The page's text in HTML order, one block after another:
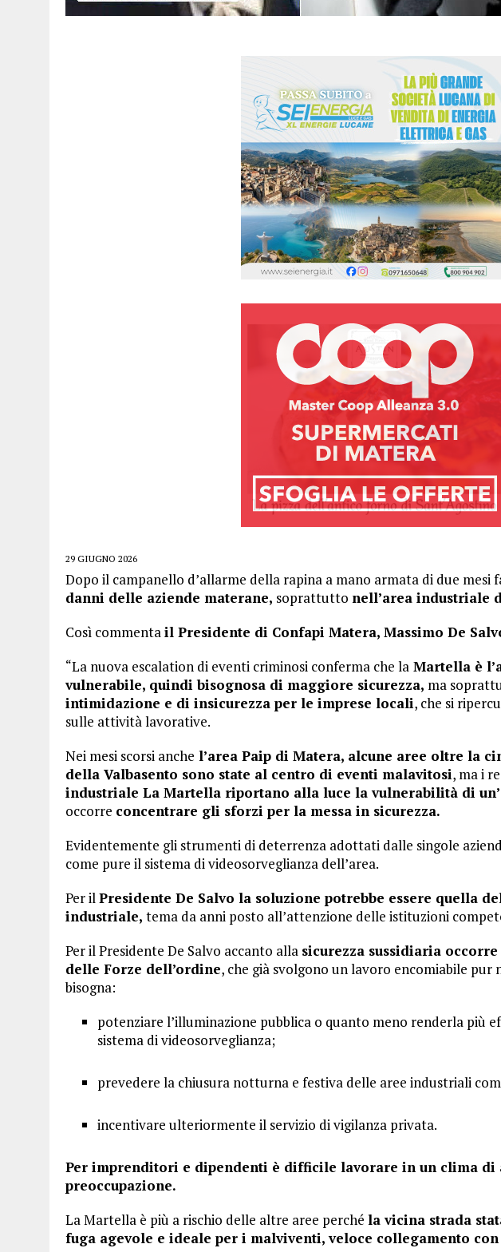
29 GIUGNO 2026
Dopo il campanello d’allarme della rapina a mano armata di due mesi
danni delle aziende materane, soprattutto nell’area industriale
Così commentail Presidente di Confapi Matera, Massimo De
“La nuova escalation di eventi criminosi conferma che la Martella è
vulnerabile, quindi bisognosa di maggiore sicurezza, ma
intimidazione e di insicurezza per le imprese locali, che si
sulle attività lavorative.
Nei mesi scorsi anche l’area Paip di Matera, alcune aree oltre la
della Valbasento sono state al centro di eventi malavitosi, ma i
industriale La Martella riportano alla luce la vulnerabilità di
occorre concentrare gli sforzi per la messa in sicurezza.
Evidentemente gli strumenti di deterrenza adottati dalle singole
come pure il sistema di videosorveglianza dell’area.
Per ilPresidente De Salvo la soluzione potrebbe essere quella
industriale, tema da anni posto all’attenzione delle istituzioni
Per il Presidente De Salvo accanto alla sicurezza sussidiaria
delle Forze dell’ordine, che già svolgono un lavoro encomiabile pur
bisogna:
potenziare l’illuminazione pubblica o quanto meno renderla più
sistema di videosorveglianza;
prevedere la chiusura notturna e festiva delle aree industriali
incentivare ulteriormente il servizio di vigilanza privata.
Per imprenditori e dipendenti è difficile lavorare in un clima di
preoccupazione.
La Martella è più a rischio delle altre aree perché la vicina strada
fuga agevole e ideale per i malviventi, veloce collegamento